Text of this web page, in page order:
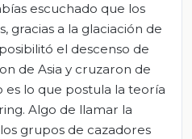
escuchado que los
gracias a la glaciación de
el descenso de
de Asia y cruzaron de
es lo que postula la teoría
Algo de llamar la
grupos de cazadores